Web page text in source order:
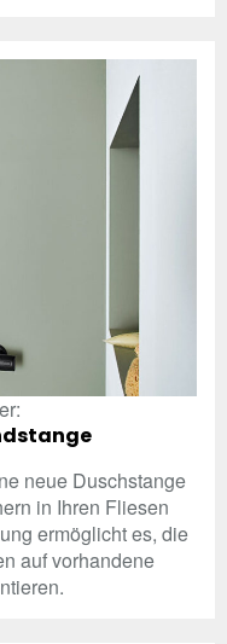
neue Duschstange
in Ihren Fliesen
ermöglicht es, die
auf vorhandene